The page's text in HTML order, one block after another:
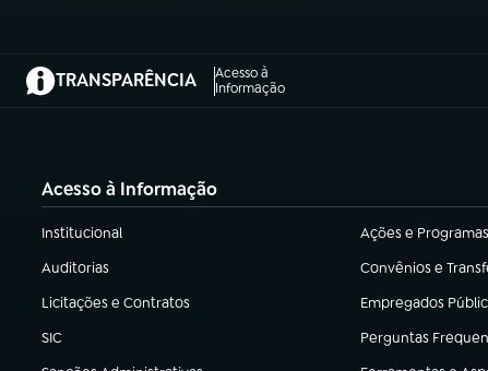
TRANSPARÊNCIA
Acesso à
Informação
(abre em nova aba)
Acesso à Informação
Institucional
(abre em nova aba) Ações e Programas
(abre em nova aba)
Auditorias
(abre em nova aba) Convênios e
(abre em nova aba)
Licitações e Contratos
(abre em nova aba) Empregados
(abre em nova aba)
SIC
(abre em nova aba) Perguntas
(abre em nova aba)